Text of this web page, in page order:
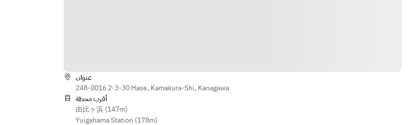
عنوان
248-0016 2-3-30 Hase, Kamakura-Shi, Kanagawa
أقرب محطة
由比ヶ浜 (147m)
Yuigahama Station (178m)